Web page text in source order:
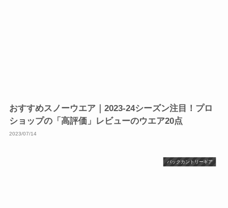
おすすめスノーウエア｜2023-24シーズン注目！プロ
ショップの「高評価」レビューのウエア20点
2023/07/14
バックカントリーギア